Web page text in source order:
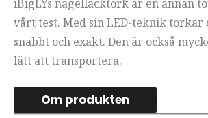
iBigLYs nagellacktork är en annan
vårt test. Med sin LED-teknik torkar
snabbt och exakt. Den är också
lätt att transportera.
Om produkten